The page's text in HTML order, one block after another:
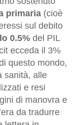
primaria (cioè
sul debito
0.5% del PIL
ecceda il 3%
questo mondo,
sanità, alle
e resi
di manovra e
da tradurre